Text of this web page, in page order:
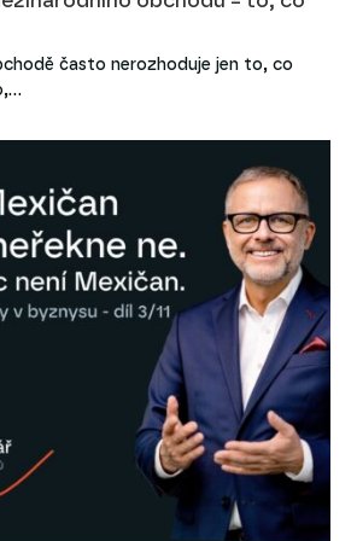
často nerozhoduje jen to, co